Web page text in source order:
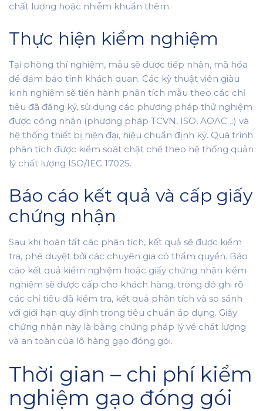
chất lượng hoặc nhiễm khuẩn thêm.
Thực hiện kiểm nghiệm
Tại phòng thí nghiệm, mẫu sẽ được tiếp nhận, mã hóa
để đảm bảo tính khách quan. Các kỹ thuật viên giàu
kinh nghiệm sẽ tiến hành phân tích mẫu theo các chỉ
tiêu đã đăng ký, sử dụng các phương pháp thử nghiệm
được công nhận (phương pháp TCVN, ISO, AOAC…) và
hệ thống thiết bị hiện đại, hiệu chuẩn định kỳ. Quá trình
phân tích được kiểm soát chặt chẽ theo hệ thống quản
lý chất lượng ISO/IEC 17025.
Báo cáo kết quả và cấp giấy
chứng nhận
Sau khi hoàn tất các phân tích, kết quả sẽ được kiểm
tra, phê duyệt bởi các chuyên gia có thẩm quyền. Báo
cáo kết quả kiểm nghiệm hoặc giấy chứng nhận kiểm
nghiệm sẽ được cấp cho khách hàng, trong đó ghi rõ
các chỉ tiêu đã kiểm tra, kết quả phân tích và so sánh
với giới hạn quy định trong tiêu chuẩn áp dụng. Giấy
chứng nhận này là bằng chứng pháp lý về chất lượng
và an toàn của lô hàng gạo đóng gói.
Thời gian – chi phí kiểm
nghiệm gạo đóng gói